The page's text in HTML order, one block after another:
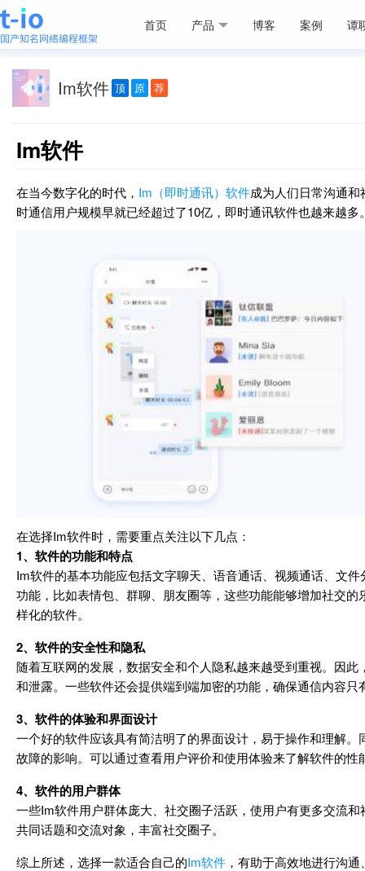
首页 产品 博客 案例 谭
Im软件 顶 原 荐
Im软件
在当今数字化的时代， Im（即时通讯）软件成为人们日常沟通
时通信用户规模早就已经超过了10亿，即时通讯软件也越来越
在选择Im软件时，需要重点关注以下几点：
1、软件的功能和特点
Im软件的基本功能应包括文字聊天、语音通话、视频通话、文
功能，比如表情包、群聊、朋友圈等，这些功能能够增加社交
样化的软件。
2、软件的安全性和隐私
随着互联网的发展，数据安全和个人隐私越来越受到重视。因
和泄露。一些软件还会提供端到端加密的功能，确保通信内容
3、软件的体验和界面设计
一个好的软件应该具有简洁明了的界面设计，易于操作和理解
故障的影响。可以通过查看用户评价和使用体验来了解软件的
4、软件的用户群体
一些Im软件用户群体庞大、社交圈子活跃，使用户有更多交流
共同话题和交流对象，丰富社交圈子。
综上所述，选择一款适合自己的Im软件 ，有助于高效地进行沟